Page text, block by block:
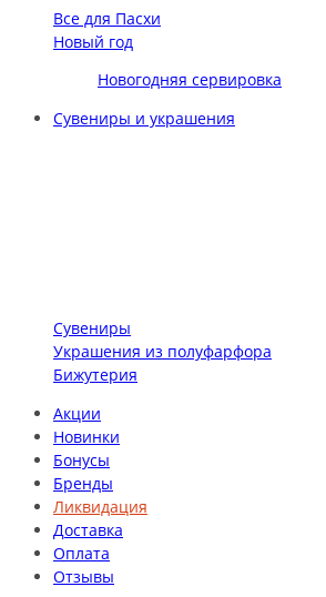
Все для Пасхи
Новый год
Новогодняя сервировка
Сувениры и украшения
Сувениры
Украшения из полуфарфора
Бижутерия
Акции
Новинки
Бонусы
Бренды
Ликвидация
Доставка
Оплата
Отзывы